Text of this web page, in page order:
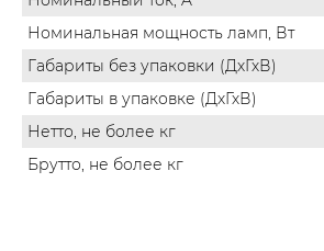
Номинальная мощность ламп, Вт
Габариты без упаковки (ДхГхВ)
Габариты в упаковке (ДхГхВ)
Нетто, не более кг
Брутто, не более кг